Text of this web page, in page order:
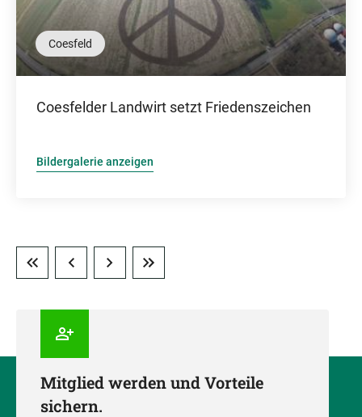
Coesfeld
Coesfelder Landwirt setzt Friedenszeichen
Bildergalerie anzeigen
Mitglied werden und Vorteile
sichern.